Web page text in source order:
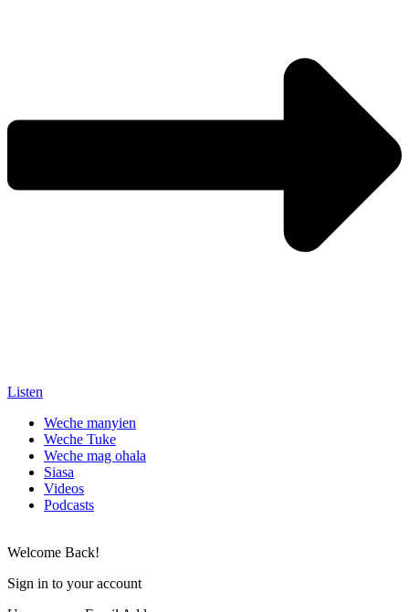
Listen
Weche manyien
Weche Tuke
Weche mag ohala
Siasa
Videos
Podcasts
Welcome Back!
Sign in to your account